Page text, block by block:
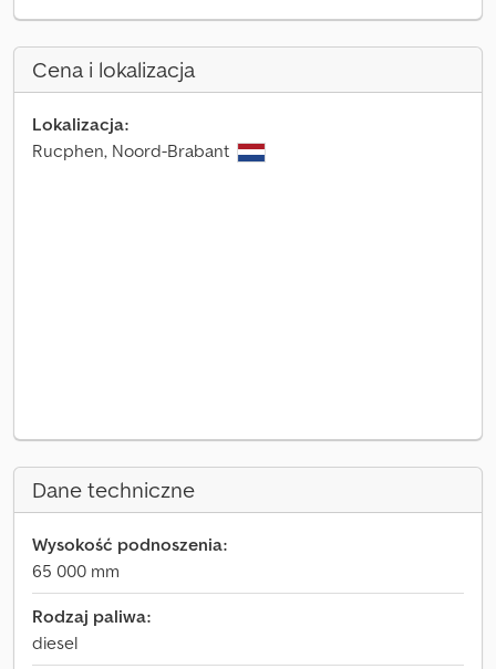
Cena i lokalizacja
Lokalizacja:
Rucphen, Noord-Brabant
Dane techniczne
Wysokość podnoszenia:
65 000 mm
Rodzaj paliwa:
diesel